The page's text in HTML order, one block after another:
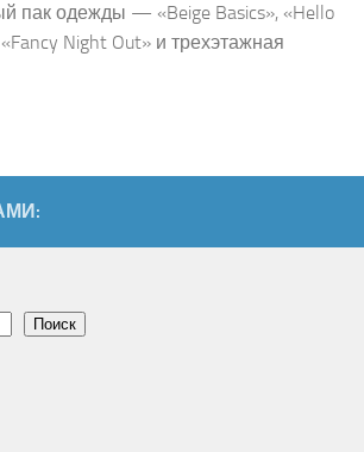
пак одежды — «Beige Basics», «Hello
Night Out» и трехэтажная
Поиск